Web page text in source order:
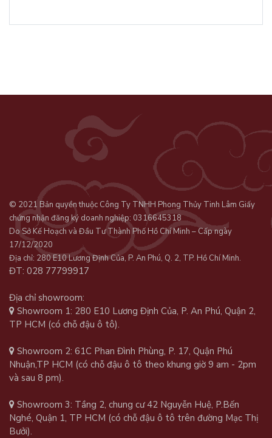
© 2021 Bản quyền thuộc Công Ty TNHH Phong Thủy Tinh Lâm Giấy
chứng nhận đăng ký doanh nghiệp: 0316645318
Do Sở Kế Hoạch và Đầu Tư Thành Phố Hồ Chí Minh – Cấp ngày
17/12/2020
Địa chỉ: 280 E10 Lương Định Của, P. An Phú, Q. 2, TP. Hồ Chí Minh.
ĐT: 028 77799917
Địa chỉ showroom:
Showroom 1: 280 E10 Lương Định Của, P. An Phú, Quận 2,
TP HCM (có chỗ đậu ô tô).
Showroom 2: 61C Phan Đình Phùng, P. 17, Quận Phú
Nhuận,TP HCM (có chỗ đậu ô tô theo khung giờ 9 am - 2pm
và sau 8 pm).
Showroom 3: Tầng 2, chung cư 42 Nguyễn Huệ, P.Bến
Nghé, Quận 1, TP HCM (có chỗ đậu ô tô trên đường Mạc Thị
Bưởi).